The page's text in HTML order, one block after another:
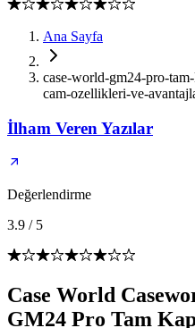
Ana Sayfa
case-world-gm24-pro-
cam-ozellikleri-ve-
İlham Veren Yazılar
Değerlendirme
3.9 / 5
Case World
GM24 Pro Tam